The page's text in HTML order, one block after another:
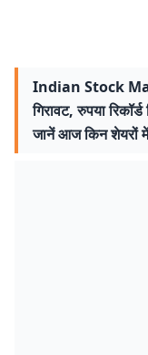
Indian Stock
गिरावट, रुपया
जानें आज किन शेयरों